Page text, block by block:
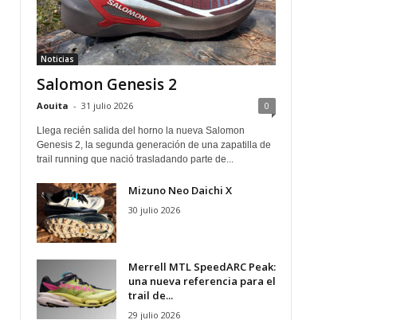
Noticias
Salomon Genesis 2
Aouita - 31 julio 2026 0
Llega recién salida del horno la nueva Salomon
Genesis 2, la segunda generación de una zapatilla de
trail running que nació trasladando parte de...
Mizuno Neo Daichi X
30 julio 2026
Merrell MTL SpeedARC Peak:
una nueva referencia para el
trail de...
29 julio 2026